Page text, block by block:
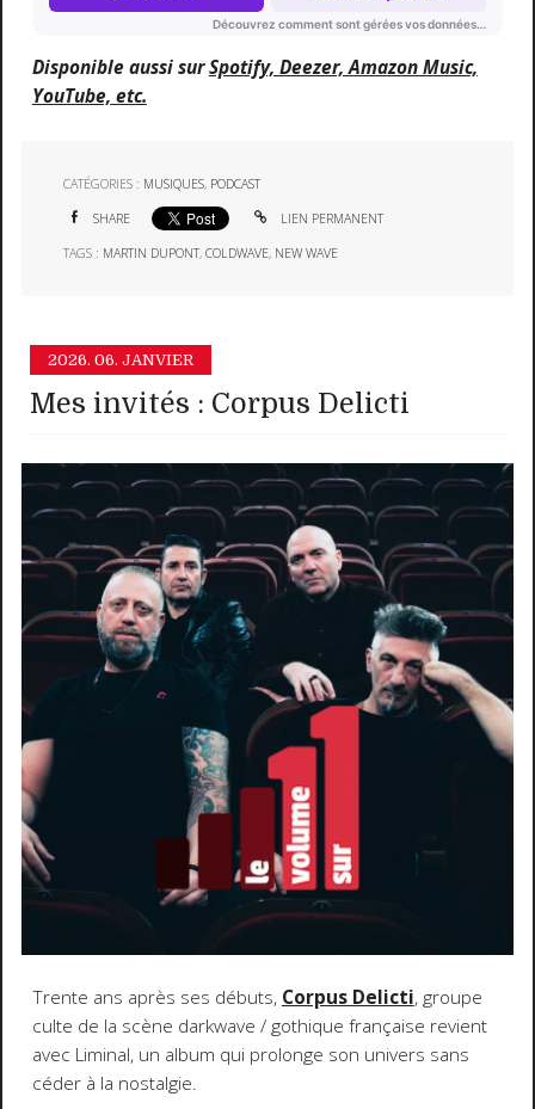
Disponible aussi surSpotify, Deezer, Amazon Music,
YouTube, etc.
CATÉGORIES : MUSIQUES, PODCAST
SHARE LIEN PERMANENT
TAGS : MARTIN DUPONT,COLDWAVE, NEW WAVE
2026. 06. JANVIER
Mes invités : Corpus Delicti
Trente ans après ses débuts, Corpus Delicti, groupe
culte de la scène darkwave / gothique française revient
avec Liminal, un album qui prolonge son univers sans
céder à la nostalgie.